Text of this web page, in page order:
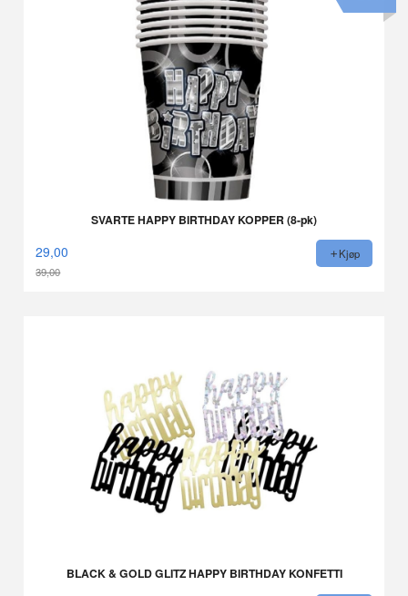
SVARTE HAPPY BIRTHDAY KOPPER (8-pk)
29,00
39,00
Kjøp
BLACK & GOLD GLITZ HAPPY BIRTHDAY KONFETTI